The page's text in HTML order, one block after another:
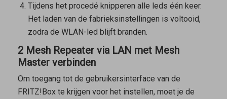
Tijdens het procedé knipperen alle leds één keer.
Het laden van de fabrieksinstellingen is voltooid,
zodra de WLAN-led blijft branden.
2 Mesh Repeater via LAN met Mesh
Master verbinden
Om toegang tot de gebruikersinterface van de
FRITZ!Box te krijgen voor het instellen, moet je de